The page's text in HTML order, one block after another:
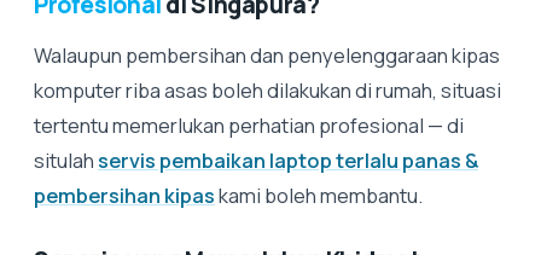
Walaupun pembersihan dan penyelenggaraan kipas
komputer riba asas boleh dilakukan di rumah, situasi
tertentu memerlukan perhatian profesional — di
situlahservis pembaikan laptop terlalu panas &
pembersihan kipaskami boleh membantu.